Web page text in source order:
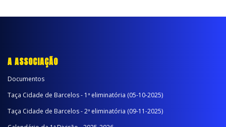
A ASSOCIAÇÃO
Documentos
Taça Cidade de Barcelos - 1ª eliminatória (05-10-2025)
Taça Cidade de Barcelos - 2ª eliminatória (09-11-2025)